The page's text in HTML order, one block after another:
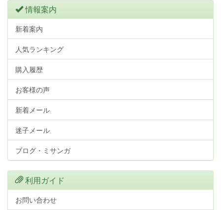
情報案内
新着案内
人気ランキング
購入履歴
お客様の声
新着メール
迷子メール
ブログ・ミサンガ
利用ガイド
お問い合わせ